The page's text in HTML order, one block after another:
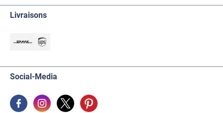
Livraisons
Social-Media